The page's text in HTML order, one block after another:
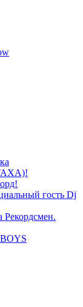
гость Dj
Рекордсмен.